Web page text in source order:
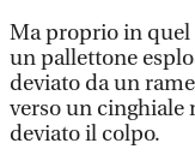
Ma proprio in quel
un pallettone
deviato da un
verso un cinghiale
deviato il colpo.